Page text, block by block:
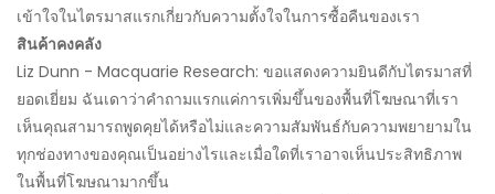
เข้าใจในไตรมาสแรกเกี่ยวกับความตั้งใจในการซื้อคืนของเรา
สินค้าคงคลัง
Liz Dunn - Macquarie Research: ขอแสดงความยินดีกับไตรมาสที่
ยอดเยี่ยม ฉันเดาว่าคำถามแรกแค่การเพิ่มขึ้นของพื้นที่โฆษณาที่เรา
เห็นคุณสามารถพูดคุยได้หรือไม่และความสัมพันธ์กับความพยายามใน
ทุกช่องทางของคุณเป็นอย่างไรและเมื่อใดที่เราอาจเห็นประสิทธิภาพ
ในพื้นที่โฆษณามากขึ้น